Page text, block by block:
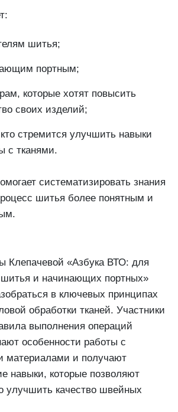
шитья;
портным;
которые хотят повысить
своих изделий;
стремится улучшить навыки
с тканями.
систематизировать знания
шитья более понятным и
Клепачевой «Азбука ВТО: для
и начинающих портных»
в ключевых принципах
обработки тканей. Участники
выполнения операций
особенности работы с
материалами и получают
навыки, которые позволяют
улучшить качество швейных